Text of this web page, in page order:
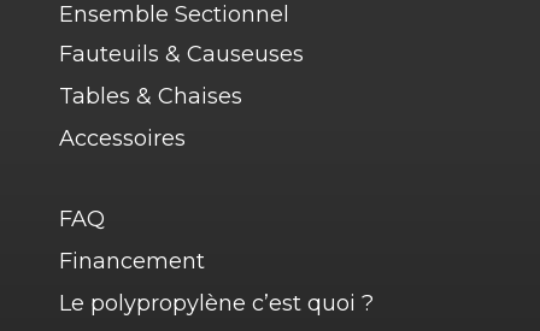
Ensemble Sectionnel
Fauteuils & Causeuses
Tables & Chaises
Accessoires
FAQ
Financement
Le polypropylène c’est quoi ?